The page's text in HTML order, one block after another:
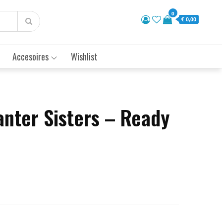
0
€ 0,00
Accesoires Wishlist
Sisters – Ready